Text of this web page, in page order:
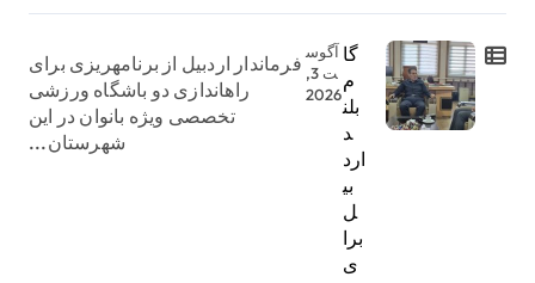
گا
م
بلن
د
ارد
بی
ل
برا
ی
آگوس
ت 3,
2026
فرماندار اردبیل از برنامهریزی برای
راهاندازی دو باشگاه ورزشی
تخصصی ویژه بانوان در این
شهرستان...